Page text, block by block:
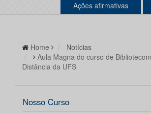
Ações afirmativas
Home
Notícias
Aula Magna do curso de
Distância da UFS
Nosso Curso